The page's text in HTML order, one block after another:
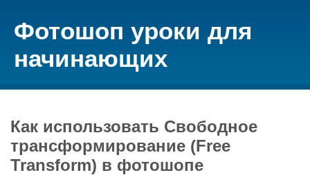
Фотошоп уроки для
начинающих
Как использовать Свободное
трансформирование (Free
Transform) в фотошопе